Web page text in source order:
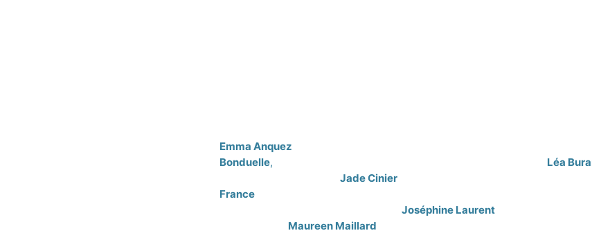
Emma Anquez
Bonduelle, Léa
Jade Cinier, cheffe de projet & responsable du
France, membre du pôle bio-production & responsable Business Plan et
Joséphine Laurent, membre du pôle
Maureen Maillard